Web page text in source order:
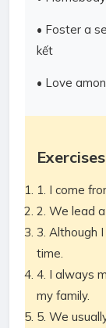
• Foster a
kết
• Love
Exercises
1. I come
2. We lead
3. Although
time.
4. I always
my family.
5. We